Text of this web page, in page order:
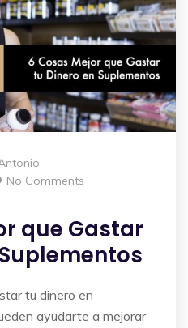
No Comments
que Gastar
tu dinero en
ayudarte a mejorar